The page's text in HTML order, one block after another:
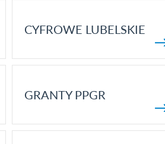
CYFROWE LUBELSKIE
GRANTY PPGR